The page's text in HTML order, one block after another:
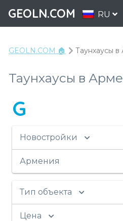
GEOLN.COM RU
GEOLN.COM 🏠 Таунхаусы
Таунхаусы в
G
Новостройки
Армения
Тип объекта
Цена